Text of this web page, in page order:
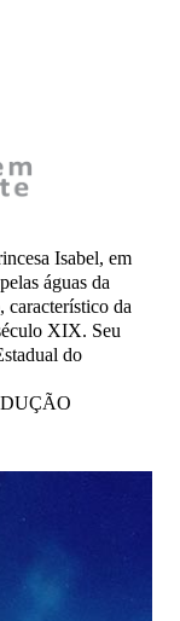
Isabel, em
águas da
característico da
XIX. Seu
do